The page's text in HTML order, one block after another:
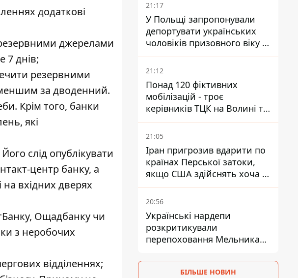
додаткові
резервними джерелами
7 днів;
резервними
за дводенний.
Крім того, банки
які
слід опублікувати
центр банку, а
вхідних дверях
Ощадбанку чи
з неробочих
відділеннях;
21:17
У Польщі запропонували
депортувати українських
чоловіків призовного віку -
кого це може торкнутися
21:12
Понад 120 фіктивних
мобілізацій - троє
керівників ТЦК на Волині та
Буковині отримали підозри
за фейкові звіти
21:05
Іран пригрозив вдарити по
країнах Перської затоки,
якщо США здійснять хоча б
одну атаку - Reuters
20:56
Українські нардепи
розкритикували
перепоховання Мельника
ізоляції
БІЛЬШЕ НОВИН